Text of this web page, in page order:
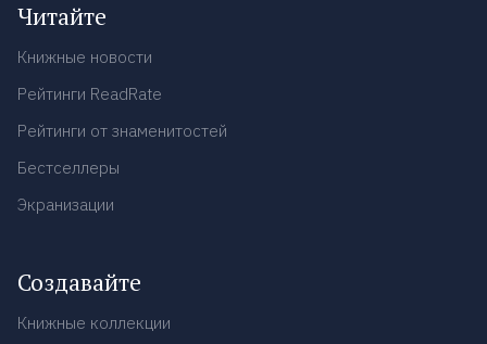
Читайте
Книжные новости
Рейтинги ReadRate
Рейтинги от знаменитостей
Бестселлеры
Экранизации
Создавайте
Книжные коллекции